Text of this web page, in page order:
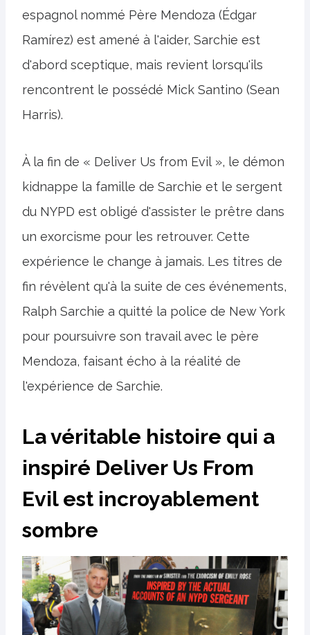
espagnol nommé Père Mendoza (Édgar
Ramírez) est amené à l'aider, Sarchie est
d'abord sceptique, mais revient lorsqu'ils
rencontrent le possédé Mick Santino (Sean
Harris).
À la fin de « Deliver Us from Evil », le démon
kidnappe la famille de Sarchie et le sergent
du NYPD est obligé d'assister le prêtre dans
un exorcisme pour les retrouver. Cette
expérience le change à jamais. Les titres de
fin révèlent qu'à la suite de ces événements,
Ralph Sarchie a quitté la police de New York
pour poursuivre son travail avec le père
Mendoza, faisant écho à la réalité de
l'expérience de Sarchie.
La véritable histoire qui a
inspiré Deliver Us From
Evil est incroyablement
sombre